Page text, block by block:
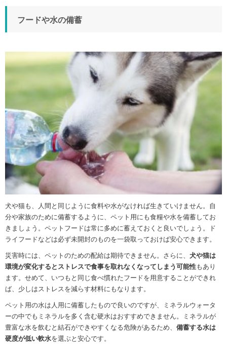
フードや水の備蓄
犬や猫も、人間と同じように食料や水がなければ生きていけません。自
分や家族のために備蓄するように、ペット用にも食糧や水を備蓄してお
きましょう。ペットフードは常に多めに蓄えておくと良いでしょう。ド
ライフードなどは必ず未開封のものを一袋取っておけば安心できます。
災害時には、ペットのための配給は期待できません。さらに、 犬や猫は
環境が変化するとストレスで食事を取れなくなってしまう可能性もあり
ます。せめて、いつもと同じ食べ慣れたフードを用意することができれ
ば、少しはストレスを減らす材料にもなります。
ペット用の水は人用に備蓄したもので良いのですが、ミネラルウォータ
ーの中でもミネラルを多く含む硬水はおすすめできません。ミネラルが
豊富な水を飲むと結石ができやすくなる危険があるため、 備蓄する水は
硬度が低い軟水を選ぶと安心です。